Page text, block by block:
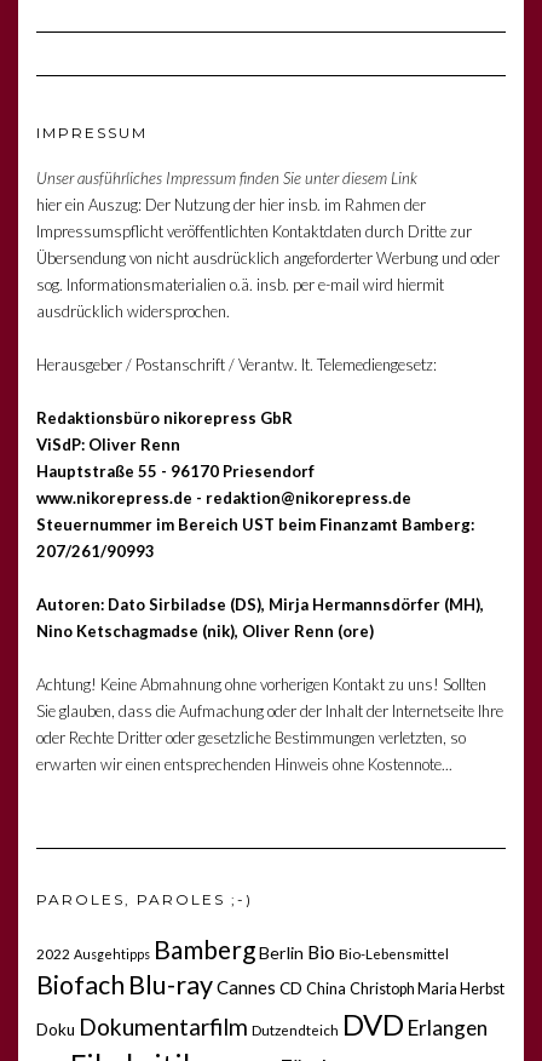
IMPRESSUM
Unser ausführliches Impressum finden Sie unter diesem Link
hier ein Auszug: Der Nutzung der hier insb. im Rahmen der
Impressumspflicht veröffentlichten Kontaktdaten durch Dritte zur
Übersendung von nicht ausdrücklich angeforderter Werbung und oder
sog. Informationsmaterialien o.ä. insb. per e-mail wird hiermit
ausdrücklich widersprochen.
Herausgeber / Postanschrift / Verantw. lt. Telemediengesetz:
Redaktionsbüro nikorepress GbR
ViSdP: Oliver Renn
Hauptstraße 55 - 96170 Priesendorf
www.nikorepress.de - redaktion@nikorepress.de
Steuernummer im Bereich UST beim Finanzamt Bamberg:
207/261/90993
Autoren: Dato Sirbiladse (DS), Mirja Hermannsdörfer (MH),
Nino Ketschagmadse (nik), Oliver Renn (ore)
Achtung! Keine Abmahnung ohne vorherigen Kontakt zu uns! Sollten
Sie glauben, dass die Aufmachung oder der Inhalt der Internetseite Ihre
oder Rechte Dritter oder gesetzliche Bestimmungen verletzten, so
erwarten wir einen entsprechenden Hinweis ohne Kostennote...
PAROLES, PAROLES ;-)
2022 Ausgehtipps BambergBerlin Bio Bio-Lebensmittel
Biofach Blu-rayCannes CD China Christoph Maria Herbst
Doku Dokumentarfilm Dutzendteich DVD Erlangen